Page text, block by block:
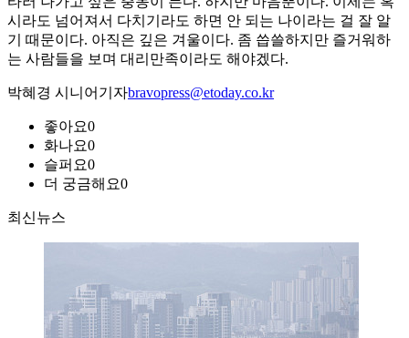
시라도 넘어져서 다치기라도 하면 안 되는 나이라는 걸 잘 알
기 때문이다. 아직은 깊은 겨울이다. 좀 씁쓸하지만 즐거워하
는 사람들을 보며 대리만족이라도 해야겠다.
박혜경 시니어기자bravopress@etoday.co.kr
좋아요0
화나요0
슬퍼요0
더 궁금해요0
최신뉴스